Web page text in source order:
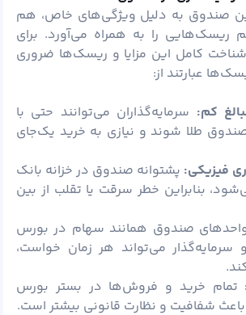
صندوق به دلیل ویژگی‌های خاص، هم
ریسک‌هایی را به همراه می‌آورد. برای
کامل این مزایا و ریسک‌ها ضروری
عبارتند از:
کم: سرمایه‌گذاران می‌توانند حتی با
طلا شوند و نیازی به خرید یک‌جای
فیزیکی: پشتوانه صندوق در خزانه بانک
بنابراین خطر سرقت یا تقلب از بین
صندوق همانند سهام در بورس
می‌تواند هر زمان خواست،
تمام خرید و فروش‌ها در بستر بورس
شفافیت و نظارت قانونی بیشتر است.